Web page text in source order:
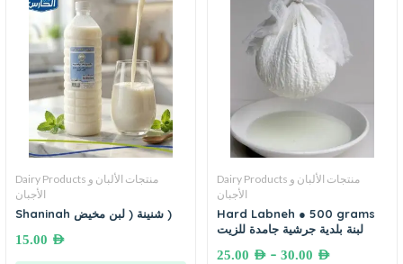
Dairy Products منتجات الألبان و
الأجبان
Shaninah شنينة ( لبن مخيض )
15.00 AED
Dairy Products منتجات الألبان و
الأجبان
Hard Labneh ● 500 grams
لبنة بلدية جرشية جامدة للزيت
25.00 AED – 30.00 AED